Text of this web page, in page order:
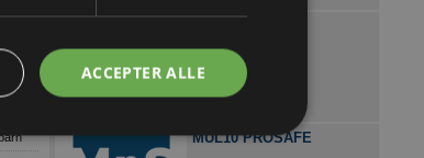
Fra Typehus til Drømme Villa
MUL10 PROSAFE
ACCEPTER ALLE